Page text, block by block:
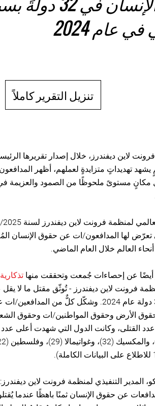
عام 2024
تنزيل التقرير كاملاً
لاين ديفندرز، خلال إصدار تقريرها
يشهد تهديداتٍ متزايدةٍ لعملهم، أظهر
مكانٍ مستوىً ملحوظًا من الصمود والعزيمة في
العالم خلال العام الماضي.
أيضًا عن إحصاءات جُمعت وتحققت منها
الإنسان في 32 دولة عام 2024. وشكّل كلٌّ من
الأرض وحقوق المواطنين/ات وحقوق
القتلى، وكانت الدول التي شهدت أعلى
المدير التنفيذي لمنظمة فرونت لاين
عن حقوق الإنسان ثمنًا باهظًا عندما